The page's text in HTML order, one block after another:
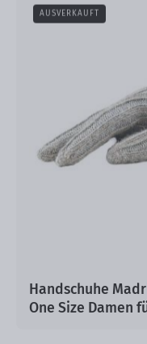
AUSVERKAUFT
Handschuhe
One Size Damen